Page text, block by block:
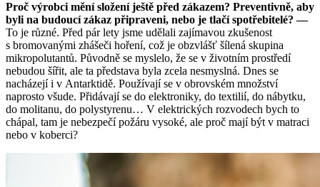
Proč výrobci mění složení ještě před zákazem? Preventivně, aby
byli na budoucí zákaz připraveni, nebo je tlačí spotřebitelé? —
To je různé. Před pár lety jsme udělali zajímavou zkušenost
s bromovanými zhášeči hoření, což je obzvlášť šílená skupina
mikropolutantů. Původně se myslelo, že se v životním prostředí
nebudou šířit, ale ta představa byla zcela nesmyslná. Dnes se
nacházejí i v Antarktidě. Používají se v obrovském množství
naprosto všude. Přidávají se do elektroniky, do textilií, do nábytku,
do molitanu, do polystyrenu… V elektrických rozvodech bych to
chápal, tam je nebezpečí požáru vysoké, ale proč mají být v matraci
nebo v koberci?